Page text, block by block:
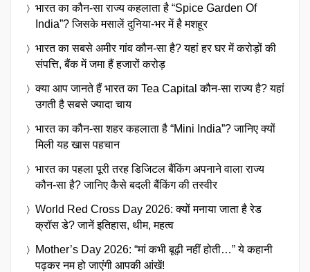
भारत का कौन-सा राज्य कहलाता है “Spice Garden Of
India”? जिसके मसालें दुनिया-भर में है मशहूर
भारत का सबसे अमीर गांव कौन-सा है? यहां हर घर में करोड़ों की
संपत्ति, बैंक में जमा हैं हजारों करोड़
क्या आप जानते हैं भारत का Tea Capital कौन-सा राज्य है? यहां
उगती है सबसे ज्यादा चाय
भारत का कौन-सा शहर कहलाता है “Mini India”? जानिए क्यों
मिली यह खास पहचान
भारत का पहला पूरी तरह डिजिटल बैंकिंग अपनाने वाला राज्य
कौन-सा है? जानिए कैसे बदली बैंकिंग की तस्वीर
World Red Cross Day 2026: क्यों मनाया जाता है रेड
क्रॉस डे? जानें इतिहास, थीम, महत्व
Mother’s Day 2026: “मां कभी बूढ़ी नहीं होती…” ये कहानी
पढ़कर नम हो जाएंगी आपकी आंखें!